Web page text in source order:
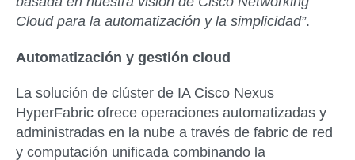
Cloud para la automatización y la simplicidad”.
Automatización y gestión cloud
La solución de clúster de IA Cisco Nexus
HyperFabric ofrece operaciones automatizadas y
administradas en la nube a través de fabric de red
y computación unificada combinando la